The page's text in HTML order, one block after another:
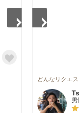
どんなリクエ
男